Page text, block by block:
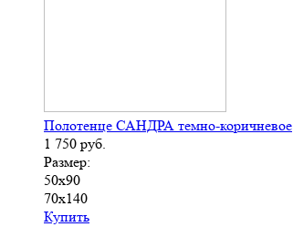
Полотенце САНДРА темно-коричневое
1 750 руб.
Размер:
50х90
70х140
Купить